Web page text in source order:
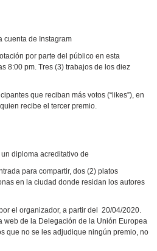
cuenta de Instagram
por parte del público en esta
8:00 pm. Tres (3) trabajos de los diez
que reciban más votos (“likes”), en
recibe el tercer premio.
diploma acreditativo de
para compartir, dos (2) platos
en la ciudad donde residan los autores
el organizador, a partir del 20/04/2020.
web de la Delegación de la Unión Europea
que no se les adjudique ningún premio, no